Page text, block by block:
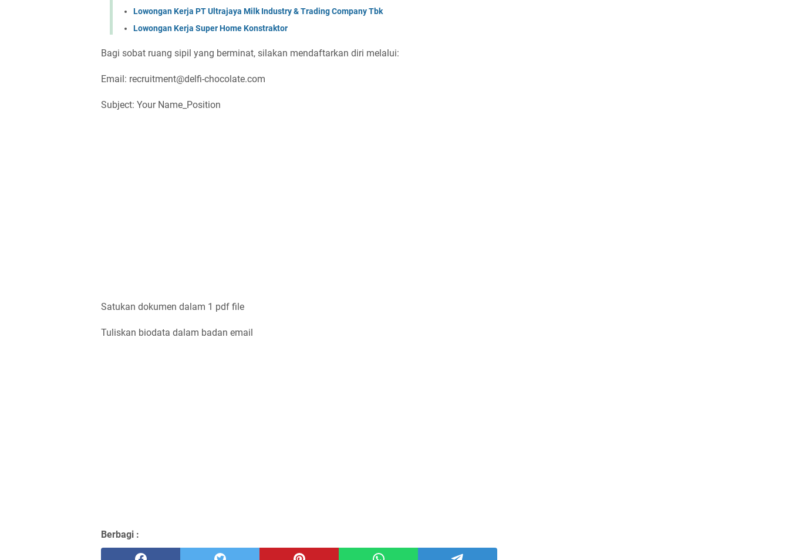
Lowongan Kerja PT Ultrajaya Milk Industry & Trading Company Tbk
Lowongan Kerja Super Home Konstraktor
Bagi sobat ruang sipil yang berminat, silakan mendaftarkan diri melalui:
Email: recruitment@delfi-chocolate.com
Subject: Your Name_Position
Satukan dokumen dalam 1 pdf file
Tuliskan biodata dalam badan email
Berbagi :